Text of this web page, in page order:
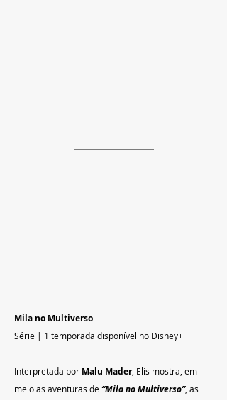
Mila no Multiverso
Série | 1 temporada disponível no Disney+
Interpretada por Malu Mader, Elis mostra, em
meio as aventuras de “Mila no Multiverso”, as